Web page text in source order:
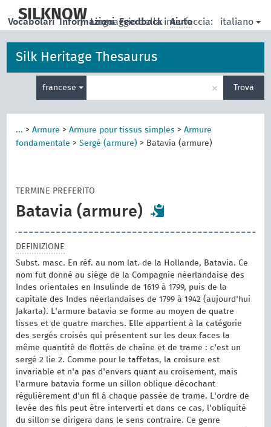
main
SILKNOW
| Linguaggio della interfaccia: italiano
Vocabolari Informazioni Feedback Aiuto
Silk Heritage Thesaurus
francese
per
la
ricerca
× Trova
... >Armure >Armure pour tissus simples >Armure
fondamentale >Sergé (armure) > Batavia (armure)
TERMINE PREFERITO
Batavia (armure)
DEFINIZIONE
Subst. masc. En réf. au nom lat. de la Hollande, Batavia. Ce
nom fut donné au siège de la Compagnie néerlandaise des
Indes orientales en Insulinde de 1619 à 1799, puis de la
capitale des Indes néerlandaises de 1799 à 1942 (aujourd'hui
Jakarta). L'armure batavia se forme au moyen de quatre
lisses et de quatre marches. Elle appartient à la catégorie
des sergés croisés qui présentent sur les deux faces la
même quantité de flottés de chaîne et de trame : c'est un
sergé 2 lie 2. Comme pour le taffetas, la croisure est
invariable et n'a pas d'envers quant au croisement, mais
l'armure batavia forme un sillon oblique décochant
régulièrement d'un fil à chaque passée de trame. L'ordre de
levée des fils peut être interverti et dans ce cas, l'obliquité
du sillon se dirigera dans le sens contraire. Ce genre